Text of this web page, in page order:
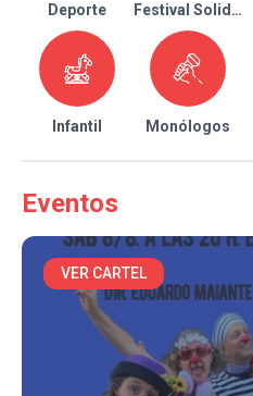
Deporte Festival Solidario
Infantil Monólogos
Eventos
VER CARTEL